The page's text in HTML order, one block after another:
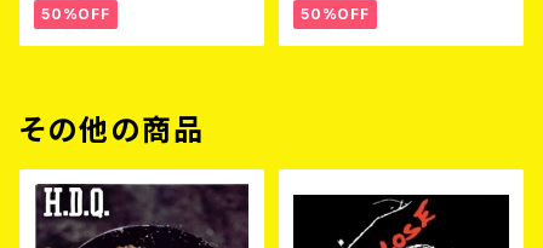
50%OFF 50%OFF
その他の商品